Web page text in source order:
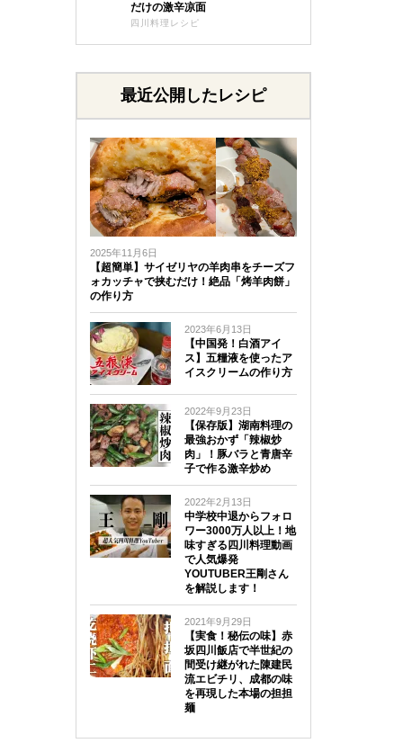
だけの激辛凉面
四川料理レシピ
最近公開したレシピ
2025年11月6日
【超簡単】サイゼリヤの羊肉串をチーズフ
ォカッチャで挟むだけ！絶品「烤羊肉餅」
の作り方
2023年6月13日
【中国発！白酒アイ
ス】五糧液を使ったア
イスクリームの作り方
2022年9月23日
【保存版】湖南料理の
最強おかず「辣椒炒
肉」！豚バラと青唐辛
子で作る激辛炒め
2022年2月13日
中学校中退からフォロ
ワー3000万人以上！地
味すぎる四川料理動画
で人気爆発
YOUTUBER王剛さん
を解説します！
2021年9月29日
【実食！秘伝の味】赤
坂四川飯店で半世紀の
間受け継がれた陳建民
流エビチリ、成都の味
を再現した本場の担担
麺